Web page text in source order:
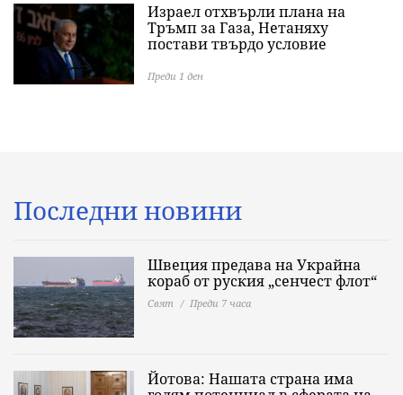
Израел отхвърли плана на
Тръмп за Газа, Нетаняху
постави твърдо условие
Преди 1 ден
Последни новини
Швеция предава на Украйна
кораб от руския „сенчест флот“
Свят Преди 7 часа
Йотова: Нашата страна има